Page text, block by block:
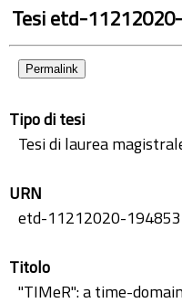
Tesi etd-
Permalink
Tipo di tesi
Tesi di laurea
URN
etd-11212020-194853
Titolo
"TIMeR": a time-